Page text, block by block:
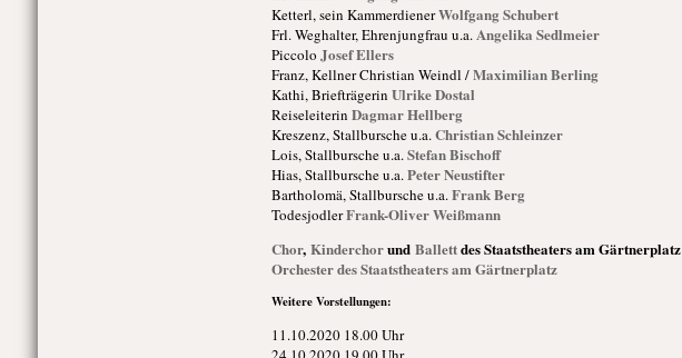
Ketterl, sein KammerdienerWolfgang Schubert
Frl. Weghalter, Ehrenjungfrau u.a.Angelika Sedlmeier
Piccolo Josef Ellers
Franz, KellnerChristian Weindl /Maximilian Berling
Kathi, Briefträgerin Ulrike Dostal
Reiseleiterin Dagmar Hellberg
Kreszenz, Stallbursche u.a.Christian Schleinzer
Lois, Stallbursche u.a.Stefan Bischoff
Hias, Stallbursche u.a.Peter Neustifter
Bartholomä, Stallbursche u.a.Frank Berg
TodesjodlerFrank-Oliver Weißmann
Chor, Kinderchorund Ballettdes Staatstheaters am Gärtnerplatz
Orchester des Staatstheaters am Gärtnerplatz
Weitere Vorstellungen:
11.10.2020 18.00 Uhr